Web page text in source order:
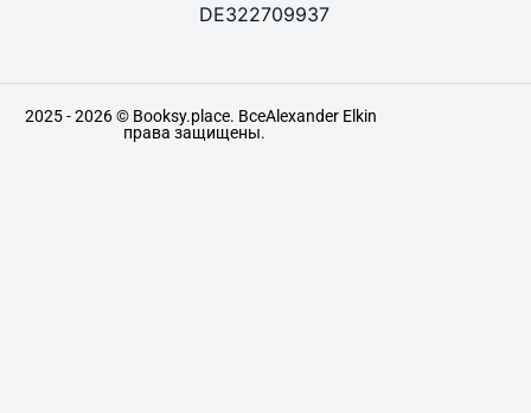
DE322709937
Alexander Elkin
2025 - 2026 © Booksy.place. Все
права защищены.